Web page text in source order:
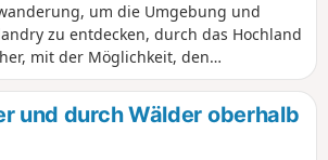
um die Umgebung und
zu entdecken, durch das Hochland
mit der Möglichkeit, den
Cher und Loire zu besuchen und, wenn
die Gärten und das Schloss zu
hieß im Mittelalter Colombiers: Als
der Name der Einwohner geblieben!
und durch Wälder oberhalb